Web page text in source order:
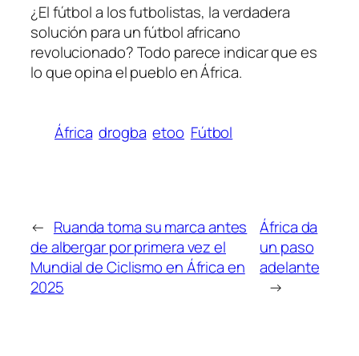
¿El fútbol a los futbolistas, la verdadera
solución para un fútbol africano
revolucionado? Todo parece indicar que es
lo que opina el pueblo en África.
África drogba etoo Fútbol
← Ruanda toma su marca antes
de albergar por primera vez el
Mundial de Ciclismo en África en
2025
África da
un paso
adelante
→